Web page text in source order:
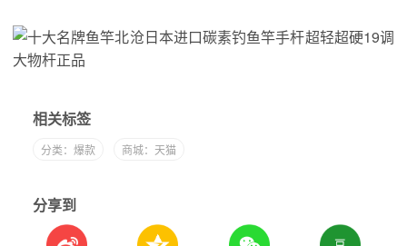
相关标签
分类：爆款 商城：天猫
分享到